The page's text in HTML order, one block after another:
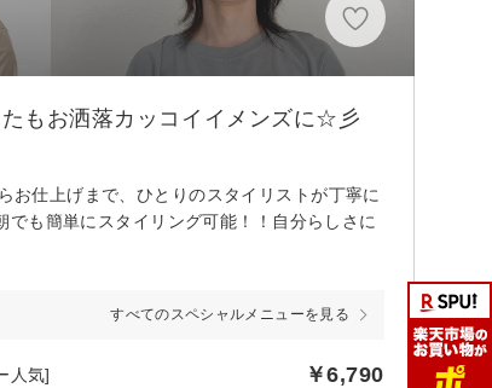
もお洒落カッコイイメンズに☆彡
仕上げまで、ひとりのスタイリストが丁寧に
も簡単にスタイリング可能！！自分らしさに
すべてのスペシャルメニューを見る
人気] ￥6,790